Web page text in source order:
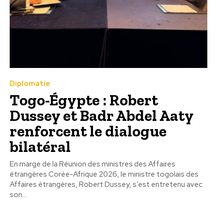
Diplomatie
Togo-Égypte : Robert
Dussey et Badr Abdel Aaty
renforcent le dialogue
bilatéral
En marge de la Réunion des ministres des Affaires
étrangères Corée-Afrique 2026, le ministre togolais des
Affaires étrangères, Robert Dussey, s’est entretenu avec
son...